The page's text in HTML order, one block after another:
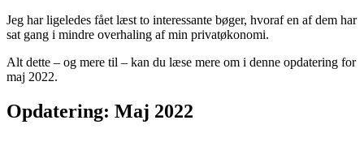
Jeg har ligeledes fået læst to interessante bøger, hvoraf en af dem har
sat gang i mindre overhaling af min privatøkonomi.
Alt dette – og mere til – kan du læse mere om i denne opdatering for
maj 2022.
Opdatering: Maj 2022